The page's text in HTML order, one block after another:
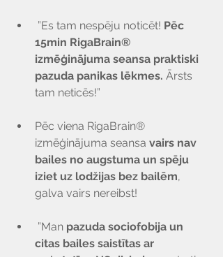
”Es tam nespēju noticēt! Pēc
15min RigaBrain®
izmēģinājuma seansa praktiski
pazuda panikas lēkmes. Ārsts
tam neticēs!”
Pēc viena RigaBrain®
izmēģinājuma seansa vairs nav
bailes no augstuma un spēju
iziet uz lodžijas bez bailēm,
galva vairs nereibst!
”Man pazuda sociofobija un
citas bailes saistītas ar